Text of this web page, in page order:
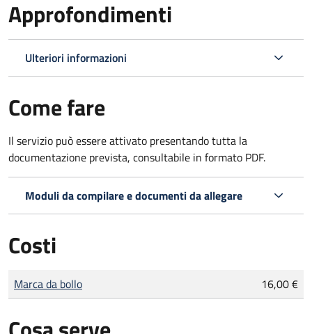
Approfondimenti
Ulteriori informazioni
Come fare
Il servizio può essere attivato presentando tutta la
documentazione prevista, consultabile in formato PDF.
Moduli da compilare e documenti da allegare
Costi
Tipo di pagamento
Importo
Marca da bollo 16,00 €